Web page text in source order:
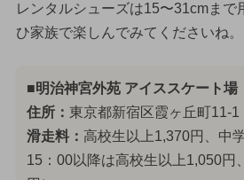
レンタルシューズは15〜31cmまで
ひ家族で楽しんでみてくださいね。
■明治神宮外苑 アイススケート場
住所： 東京都新宿区霞ヶ丘町11-1
滑走料： 高校生以上1,370円、中
15：00以降は高校生以上1,050円